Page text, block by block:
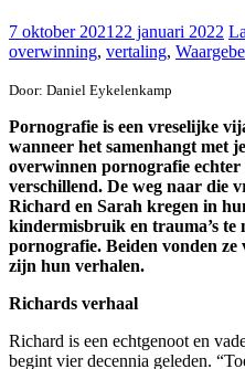
7 oktober 2021 22 januari 2022
overwinning, vertaling,
Door: Daniel Eykelenkamp
Pornografie is een vreselijke
wanneer het samenhangt met
overwinnen pornografie echter
verschillend. De weg naar die
Richard en Sarah kregen in
kindermisbruik en trauma’s te
pornografie. Beiden vonden
zijn hun verhalen.
Richards verhaal
Richard is een echtgenoot en
begint vier decennia geleden.